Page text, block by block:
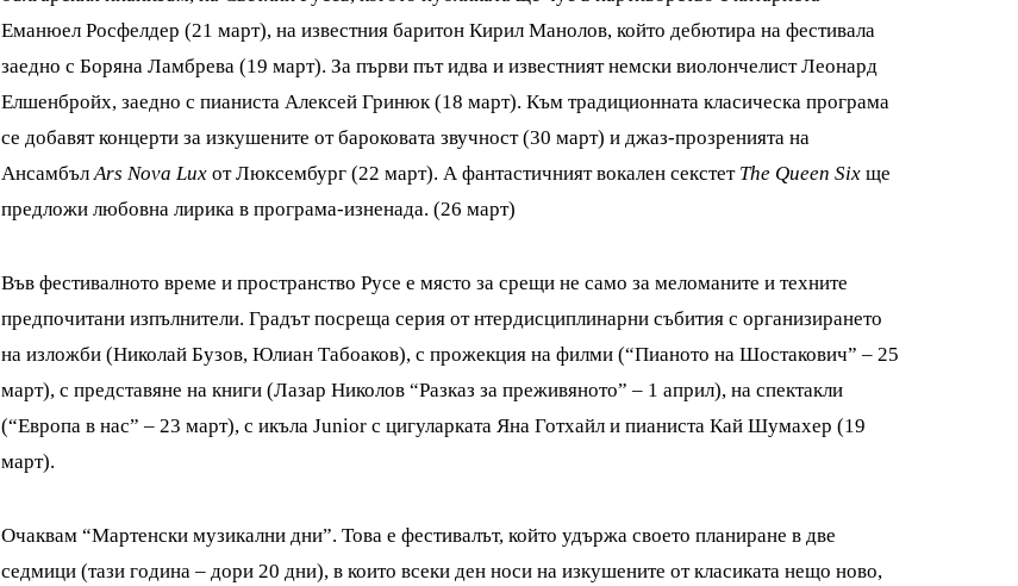
Еманюел Росфелдер (21 март), на известния баритон Кирил Манолов, който дебютира на фестивала
заедно с Боряна Ламбрева (19 март). За първи път идва и известният немски виолончелист Леонард
Елшенбройх, заедно с пианиста Алексей Гринюк (18 март). Към традиционната класическа програма
се добавят концерти за изкушените от бароковата звучност (30 март) и джаз-прозренията на
АнсамбълArs Nova Lux от Люксембург (22 март). А фантастичният вокален секстет The Queen Sixще
предложи любовна лирика в програма-изненада. (26 март)
Във фестивалното време и пространство Русе е място за срещи не само за меломаните и техните
предпочитани изпълнители. Градът посреща серия от нтердисциплинарни събития с организирането
на изложби (Николай Бузов, Юлиан Табоаков), с прожекция на филми (“Пианото на Шостакович” – 25
март), с представяне на книги (Лазар Николов “Разказ за преживяното” – 1 април), на спектакли
(“Европа в нас” – 23 март), с икъла Junior с цигуларката Яна Готхайл и пианиста Кай Шумахер (19
март).
Очаквам “Мартенски музикални дни”. Това е фестивалът, който удържа своето планиране в две
седмици (тази година – дори 20 дни), в които всеки ден носи на изкушените от класиката нещо ново,